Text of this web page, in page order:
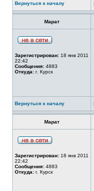
Вернуться к началу
Марат
Зарегистрирован: 18 янв 2011
22:42
Сообщения: 4883
Откуда: г. Курск
Вернуться к началу
Марат
Зарегистрирован: 18 янв 2011
22:42
Сообщения: 4883
Откуда: г. Курск